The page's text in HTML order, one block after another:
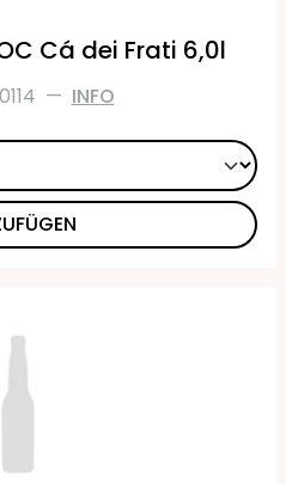
Cá dei Frati 6,0l
— INFO